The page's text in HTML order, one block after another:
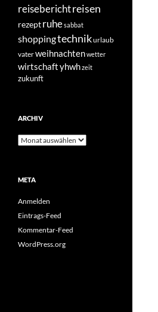
reiseberichtreisen
rezeptruhesabbat
shoppingtechnikurlaub
vaterweihnachtenwetter
wirtschaftyhwhzeit
zukunft
ARCHIV
Archiv
META
Anmelden
Eintrags-Feed
Kommentar-Feed
WordPress.org